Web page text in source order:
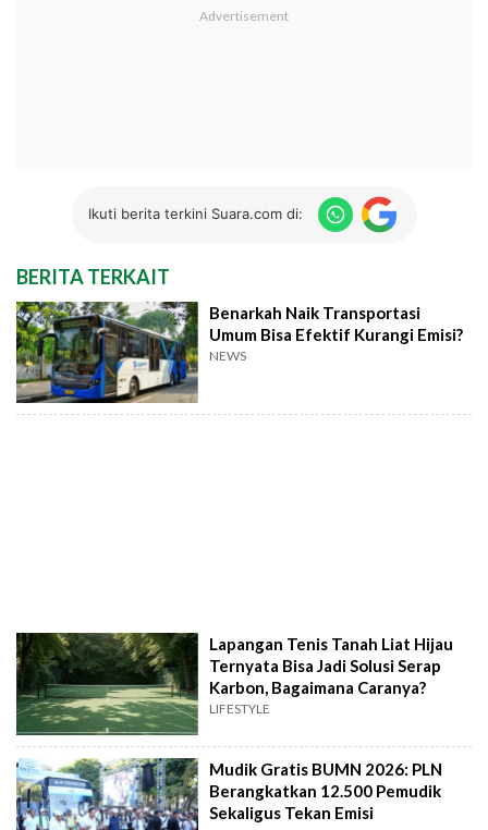
Ikuti berita terkini Suara.com di:
BERITA TERKAIT
Benarkah Naik Transportasi
Umum Bisa Efektif Kurangi Emisi?
NEWS
Lapangan Tenis Tanah Liat Hijau
Ternyata Bisa Jadi Solusi Serap
Karbon, Bagaimana Caranya?
LIFESTYLE
Mudik Gratis BUMN 2026: PLN
Berangkatkan 12.500 Pemudik
Sekaligus Tekan Emisi